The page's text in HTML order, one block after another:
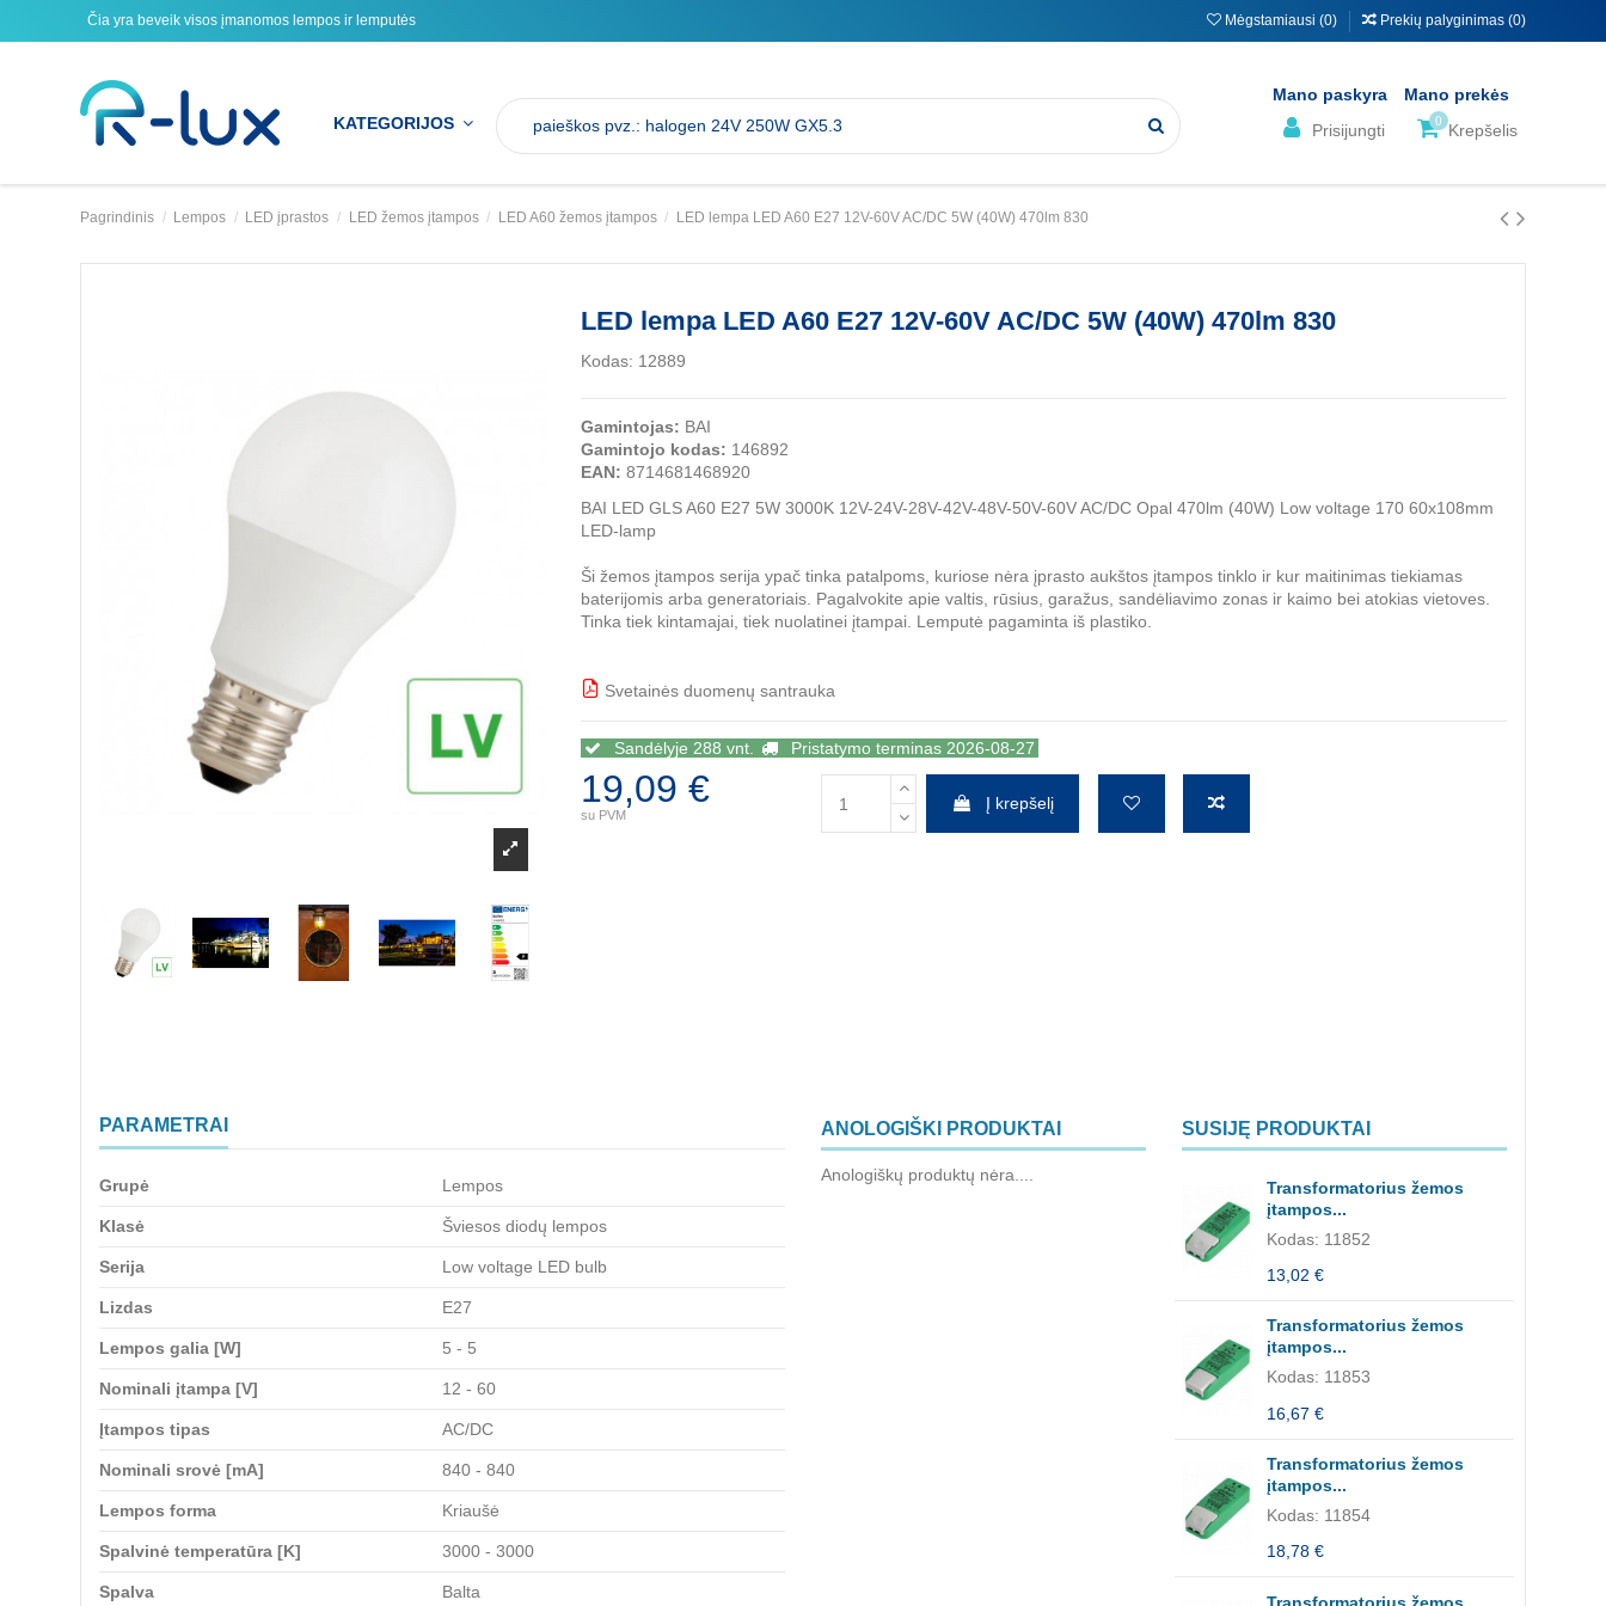
Čia yra beveik visos įmanomos lempos ir lemputės Mėgstamiausi (0) Prekių palyginimas (0)
KATEGORIJOS
Mano paskyra
Prisijungti
Mano prekės
0Krepšelis
Pagrindinis Lempos LED įprastos LED žemos įtampos LED A60 žemos įtampos LED lempa LED A60 E27 12V-60V AC/DC 5W (40W) 470lm 830
LED lempa LED A60 E27 12V-60V AC/DC 5W (40W) 470lm 830
Kodas: 12889
Gamintojas: BAI
Gamintojo kodas: 146892
EAN: 8714681468920
BAI LED GLS A60 E27 5W 3000K 12V-24V-28V-42V-48V-50V-60V AC/DC Opal 470lm (40W) Low voltage 170 60x108mm
LED-lamp
Ši žemos įtampos serija ypač tinka patalpoms, kuriose nėra įprasto aukštos įtampos tinklo ir kur maitinimas tiekiamas
baterijomis arba generatoriais. Pagalvokite apie valtis, rūsius, garažus, sandėliavimo zonas ir kaimo bei atokias vietoves.
Tinka tiek kintamajai, tiek nuolatinei įtampai. Lemputė pagaminta iš plastiko.
Svetainės duomenų santrauka
Sandėlyje 288 vnt. Pristatymo terminas 2026-08-27
19,09 €
su PVM
Į krepšelį
PARAMETRAI
Grupė Lempos
Klasė Šviesos diodų lempos
Serija Low voltage LED bulb
Lizdas E27
Lempos galia [W] 5 - 5
Nominali įtampa [V] 12 - 60
Įtampos tipas AC/DC
Nominali srovė [mA] 840 - 840
Lempos forma Kriaušė
Spalvinė temperatūra [K] 3000 - 3000
Spalva Balta
ANOLOGIŠKI PRODUKTAI
Anologiškų produktų nėra....
SUSIJĘ PRODUKTAI
Transformatorius žemos
įtampos...
Kodas: 11852
13,02 €
Transformatorius žemos
įtampos...
Kodas: 11853
16,67 €
Transformatorius žemos
įtampos...
Kodas: 11854
18,78 €
Transformatorius žemos